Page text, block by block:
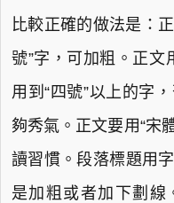
比較正確的做法是：
號”字，可加粗。正文
用到“四號”以上的字
夠秀氣。正文要用“宋
讀習慣。段落標題用
是加粗或者加下劃線